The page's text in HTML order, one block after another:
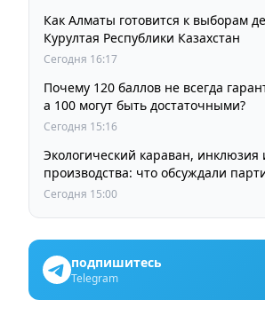
Как Алматы готовится к выборам
Курултая Республики Казахстан
Сегодня 16:17
Почему 120 баллов не всегда
а 100 могут быть достаточными?
Сегодня 15:16
Экологический караван, инклюзия
производства: что обсуждали
Сегодня 15:00
подпишитесь
Telegram